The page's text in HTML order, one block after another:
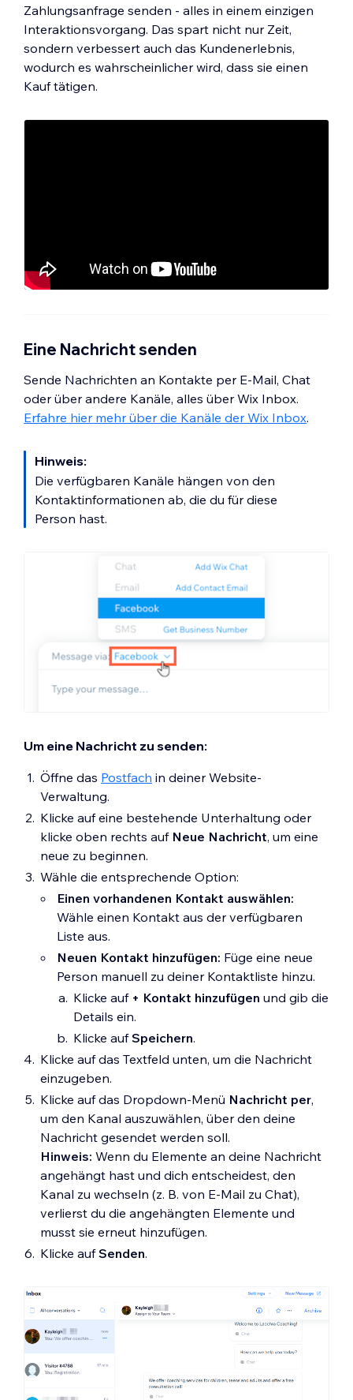
Zahlungsanfrage senden - alles in einem einzigen
Interaktionsvorgang. Das spart nicht nur Zeit,
sondern verbessert auch das Kundenerlebnis,
wodurch es wahrscheinlicher wird, dass sie einen
Kauf tätigen.
Eine Nachricht senden
Sende Nachrichten an Kontakte per E-Mail, Chat
oder über andere Kanäle, alles über Wix Inbox.
Erfahre hier mehr über die Kanäle der Wix Inbox.
Hinweis:
Die verfügbaren Kanäle hängen von den
Kontaktinformationen ab, die du für diese
Person hast.
Um eine Nachricht zu senden:
Öffne das Postfach in deiner Website-
Verwaltung.
Klicke auf eine bestehende Unterhaltung oder
klicke oben rechts auf Neue Nachricht, um eine
neue zu beginnen.
Wähle die entsprechende Option:
Einen vorhandenen Kontakt auswählen:
Wähle einen Kontakt aus der verfügbaren
Liste aus.
Neuen Kontakt hinzufügen: Füge eine neue
Person manuell zu deiner Kontaktliste hinzu.
Klicke auf + Kontakt hinzufügen und gib die
Details ein.
Klicke aufSpeichern.
Klicke auf das Textfeld unten, um die Nachricht
einzugeben.
Klicke auf das Dropdown-Menü Nachricht per,
um den Kanal auszuwählen, über den deine
Nachricht gesendet werden soll.
Hinweis: Wenn du Elemente an deine Nachricht
angehängt hast und dich entscheidest, den
Kanal zu wechseln (z. B. von E-Mail zu Chat),
verlierst du die angehängten Elemente und
musst sie erneut hinzufügen.
Klicke aufSenden.